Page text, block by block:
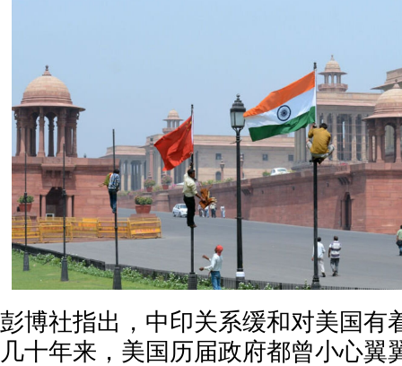
彭博社指出，中印关系缓和对美国有
几十年来，美国历届政府都曾小心翼